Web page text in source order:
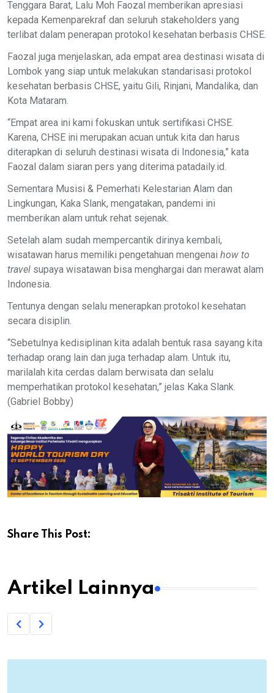
Tenggara Barat, Lalu Moh Faozal memberikan apresiasi
kepada Kemenparekraf dan seluruh stakeholders yang
terlibat dalam penerapan protokol kesehatan berbasis CHSE.
Faozal juga menjelaskan, ada empat area destinasi wisata di
Lombok yang siap untuk melakukan standarisasi protokol
kesehatan berbasis CHSE, yaitu Gili, Rinjani, Mandalika, dan
Kota Mataram.
“Empat area ini kami fokuskan untuk sertifikasi CHSE.
Karena, CHSE ini merupakan acuan untuk kita dan harus
diterapkan di seluruh destinasi wisata di Indonesia,” kata
Faozal dalam siaran pers yang diterima patadaily.id.
Sementara Musisi & Pemerhati Kelestarian Alam dan
Lingkungan, Kaka Slank, mengatakan, pandemi ini
memberikan alam untuk rehat sejenak.
Setelah alam sudah mempercantik dirinya kembali,
wisatawan harus memiliki pengetahuan mengenai how to
travel supaya wisatawan bisa menghargai dan merawat alam
Indonesia.
Tentunya dengan selalu menerapkan protokol kesehatan
secara disiplin.
“Sebetulnya kedisiplinan kita adalah bentuk rasa sayang kita
terhadap orang lain dan juga terhadap alam. Untuk itu,
marilalah kita cerdas dalam berwisata dan selalu
memperhatikan protokol kesehatan,” jelas Kaka Slank.
(Gabriel Bobby)
Share This Post:
Artikel Lainnya